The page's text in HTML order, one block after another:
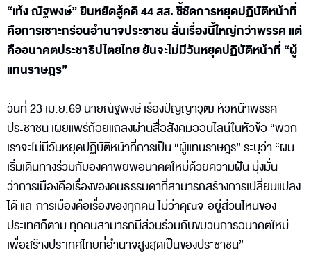
“เท้ง ณัฐพงษ์” ยืนหยัดสู้คดี 44 สส. ชี้ชัดการหยุดปฏิบัติหน้าที่
คือการเซาะกร่อนอำนาจประชาชน ลั่นเรื่องนี้ใหญ่กว่าพรรค แต่
คืออนาคตประชาธิปไตยไทย ยันจะไม่มีวันหยุดปฏิบัติหน้าที่ “ผู้
แทนราษฎร”
วันที่ 23 เม.ย.69 นายณัฐพงษ์ เรืองปัญญาวุฒิ หัวหน้าพรรค
ประชาชน เผยแพร่ถ้อยแถลงผ่านสื่อสังคมออนไลน์ในหัวข้อ “พวก
เราจะไม่มีวันหยุดปฏิบัติหน้าที่การเป็น “ผู้แทนราษฎร” ระบุว่า “ผม
เริ่มเดินทางร่วมกับองคาพยพอนาคตใหม่ด้วยความฝัน มุ่งมั่น
ว่าการเมืองคือเรื่องของคนธรรมดาที่สามารถสร้างการเปลี่ยนแปลง
ได้ และการเมืองคือเรื่องของทุกคน ไม่ว่าคุณจะอยู่ส่วนไหนของ
ประเทศก็ตาม ทุกคนสามารถมีส่วนร่วมกับขบวนการอนาคตใหม่
เพื่อสร้างประเทศไทยที่อำนาจสูงสุดเป็นของประชาชน”